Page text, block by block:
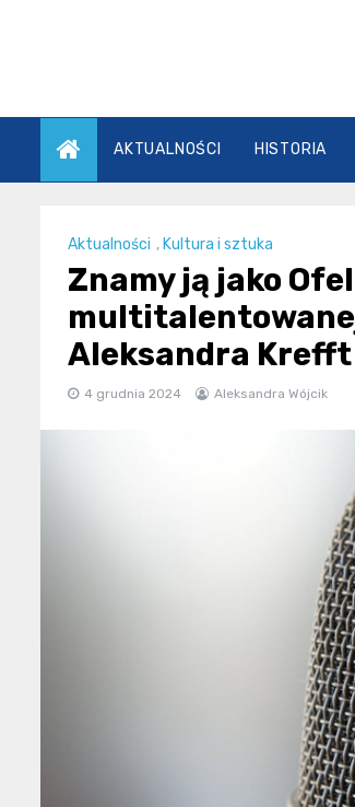
AKTUALNOŚCI HISTORIA
Aktualności , Kultura i sztuka
Znamy ją jako
Aleksandra Krefft
4 grudnia 2024 Aleksandra Wójcik